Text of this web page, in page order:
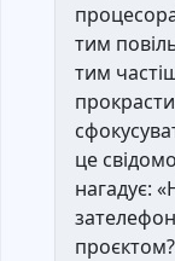
тим
тим
це
нагадує: